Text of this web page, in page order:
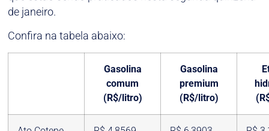
de janeiro.
Confira na tabela abaixo:
Gasolina
comum
(R$/litro)
Gasolina
premium
(R$/litro)